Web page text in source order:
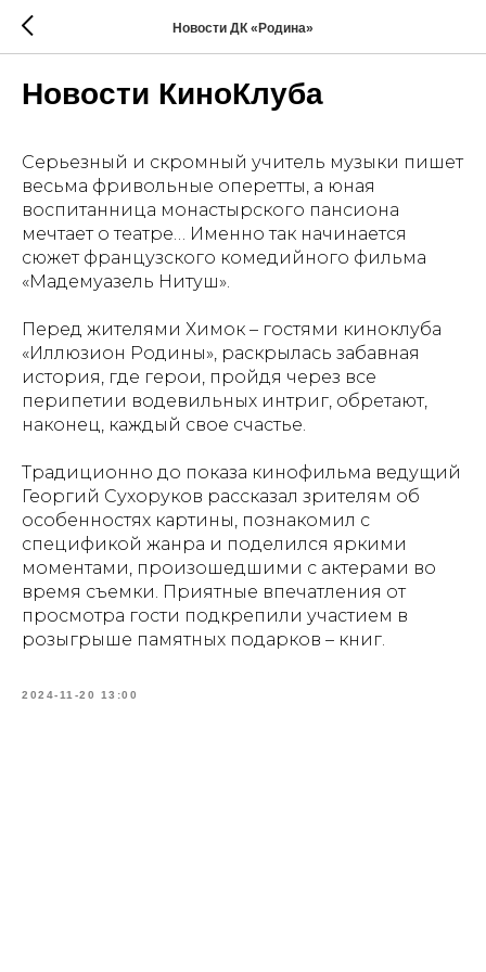
Новости ДК «Родина»
Новости КиноКлуба
Серьезный и скромный учитель музыки пишет
весьма фривольные оперетты, а юная
воспитанница монастырского пансиона
мечтает о театре… Именно так начинается
сюжет французского комедийного фильма
«Мадемуазель Нитуш».
Перед жителями Химок – гостями киноклуба
«Иллюзион Родины», раскрылась забавная
история, где герои, пройдя через все
перипетии водевильных интриг, обретают,
наконец, каждый свое счастье.
Традиционно до показа кинофильма ведущий
Георгий Сухоруков рассказал зрителям об
особенностях картины, познакомил с
спецификой жанра и поделился яркими
моментами, произошедшими с актерами во
время съемки. Приятные впечатления от
просмотра гости подкрепили участием в
розыгрыше памятных подарков – книг.
2024-11-20 13:00